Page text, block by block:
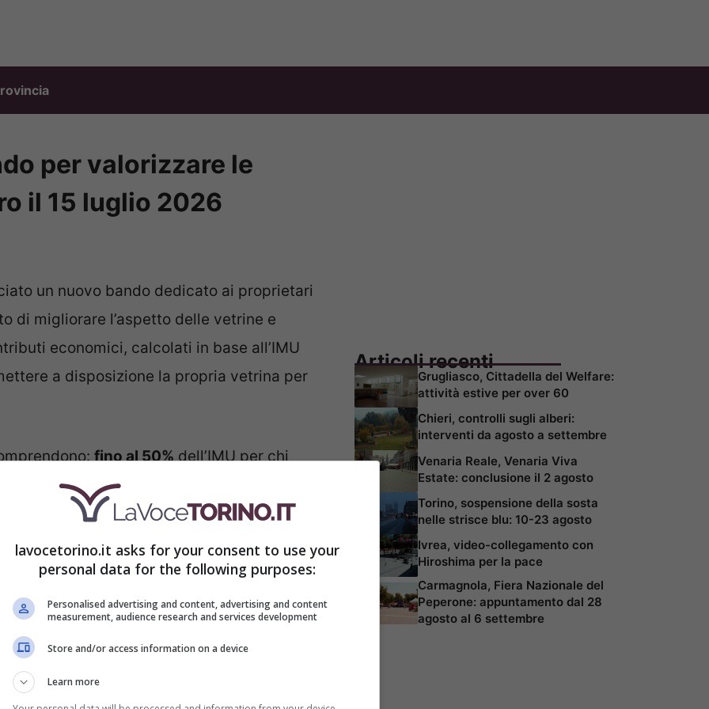
per valorizzare le
il 15 luglio 2026
un nuovo bando dedicato ai proprietari
di migliorare l’aspetto delle vetrine e
economici, calcolati in base all’IMU
a disposizione la propria vetrina per
fino al 50% dell’IMU per chi
del Distretto Urbano del Commercio, del
fino al 40%dell’IMU per allestimenti
della vetrina a attività commerciali,
agli immobili commerciali sfitti situati nel
vie specificate nel documento. Il
dovuta e versata per il 2026.
Articoli recenti
Grugliasco, Cittadella del Welfare:
attività estive per over 60
Chieri, controlli sugli alberi:
interventi da agosto a settembre
Venaria Reale, Venaria Viva
Estate: conclusione il 2 agosto
Torino, sospensione della sosta
nelle strisce blu: 10-23 agosto
Ivrea, video-collegamento con
Hiroshima per la pace
Carmagnola, Fiera Nazionale del
Peperone: appuntamento dal 28
agosto al 6 settembre
lavocetorino.it asks for your consent to use your
personal data for the following purposes:
Personalised advertising and content, advertising and content
measurement, audience research and services development
Store and/or access information on a device
Learn more